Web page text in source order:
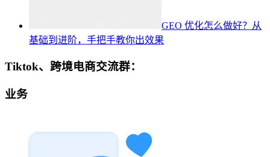
GEO 优化怎么做好？从
基础到进阶，手把手教你出效果
Tiktok、跨境电商交流群：
业务